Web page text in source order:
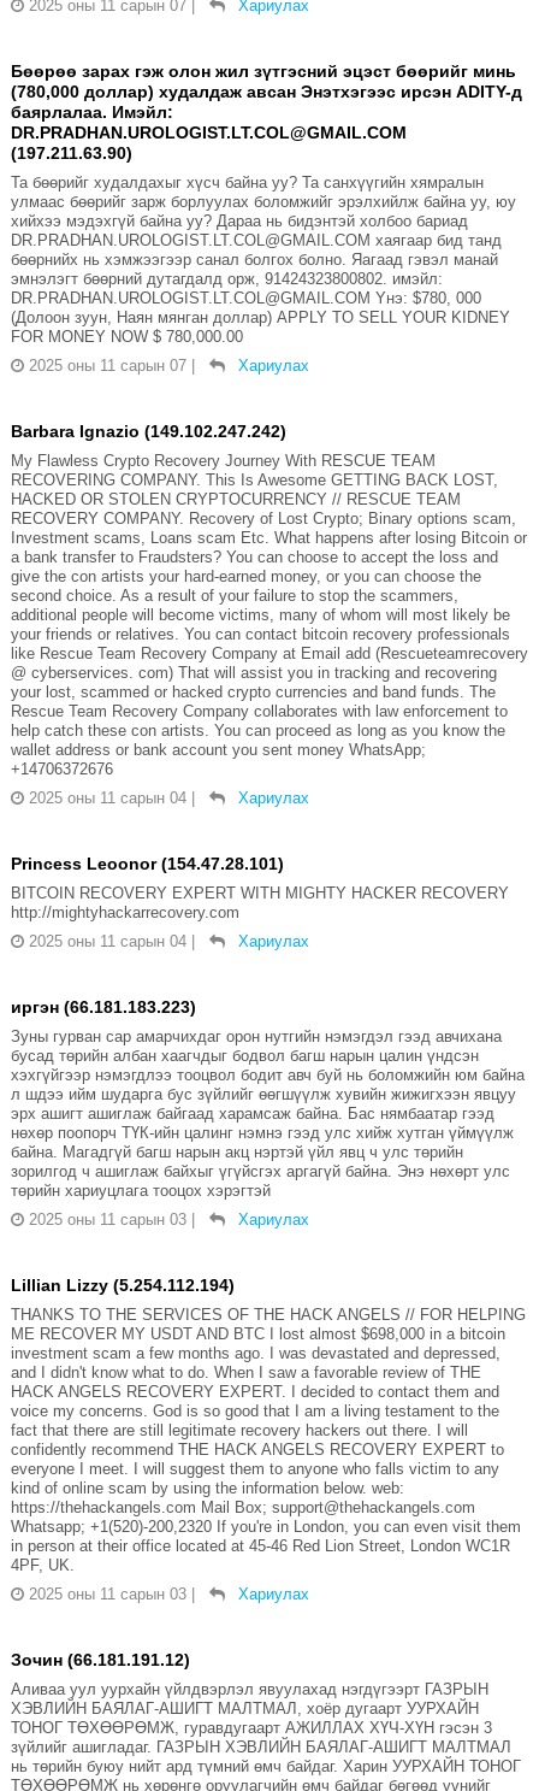
2025 оны 11 сарын 07 Хариулах
Бөөрөө зарах гэж олон жил зүтгэсний эцэст бөөрийг минь
(780,000 доллар) худалдаж авсан Энэтхэгээс ирсэн ADITY-д
баярлалаа. Имэйл:
DR.PRADHAN.UROLOGIST.LT.COL@GMAIL.COM
(197.211.63.90)
Та бөөрийг худалдахыг хүсч байна уу? Та санхүүгийн хямралын
улмаас бөөрийг зарж борлуулах боломжийг эрэлхийлж байна уу, юу
хийхээ мэдэхгүй байна уу? Дараа нь бидэнтэй холбоо бариад
DR.PRADHAN.UROLOGIST.LT.COL@GMAIL.COM хаягаар бид танд
бөөрнийх нь хэмжээгээр санал болгох болно. Яагаад гэвэл манай
эмнэлэгт бөөрний дутагдалд орж, 91424323800802. имэйл:
DR.PRADHAN.UROLOGIST.LT.COL@GMAIL.COM Yнэ: $780, 000
(Долоон зуун, Наян мянган доллар) APPLY TO SELL YOUR KIDNEY
FOR MONEY NOW $ 780,000.00
2025 оны 11 сарын 07
Хариулах
Barbara Ignazio (149.102.247.242)
My Flawless Crypto Recovery Journey With RESCUE TEAM
RECOVERING COMPANY. This Is Awesome GETTING BACK LOST,
HACKED OR STOLEN CRYPTOCURRENCY // RESCUE TEAM
RECOVERY COMPANY. Recovery of Lost Crypto; Binary options scam,
Investment scams, Loans scam Etc. What happens after losing Bitcoin or
a bank transfer to Fraudsters? You can choose to accept the loss and
give the con artists your hard-earned money, or you can choose the
second choice. As a result of your failure to stop the scammers,
additional people will become victims, many of whom will most likely be
your friends or relatives. You can contact bitcoin recovery professionals
like Rescue Team Recovery Company at Email add (Rescueteamrecovery
@ cyberservices. com) That will assist you in tracking and recovering
your lost, scammed or hacked crypto currencies and band funds. The
Rescue Team Recovery Company collaborates with law enforcement to
help catch these con artists. You can proceed as long as you know the
wallet address or bank account you sent money WhatsApp;
+14706372676
2025 оны 11 сарын 04
Хариулах
Princess Leoonor (154.47.28.101)
BITCOIN RECOVERY EXPERT WITH MIGHTY HACKER RECOVERY
http://mightyhackarrecovery.com
2025 оны 11 сарын 04
Хариулах
иргэн (66.181.183.223)
Зуны гурван сар амарчихдаг орон нутгийн нэмэгдэл гээд авчихана
бусад төрийн албан хаагчдыг бодвол багш нарын цалин үндсэн
хэхгүйгээр нэмэгдлээ тооцвол бодит авч буй нь боломжийн юм байна
л шдээ ийм шударга бус зүйлийг өөгшүүлж хувийн жижигхээн явцуу
эрх ашигт ашиглаж байгаад харамсаж байна. Бас нямбаатар гээд
нөхөр поопорч ТҮК-ийн цалинг нэмнэ гээд улс хийж хутган үймүүлж
байна. Магадгүй багш нарын акц нэртэй үйл явц ч улс төрийн
зорилгод ч ашиглаж байхыг үгүйсгэх аргагүй байна. Энэ нөхөрт улс
төрийн хариуцлага тооцох хэрэгтэй
2025 оны 11 сарын 03
Хариулах
Lillian Lizzy (5.254.112.194)
THANKS TO THE SERVICES OF THE HACK ANGELS // FOR HELPING
ME RECOVER MY USDT AND BTC I lost almost $698,000 in a bitcoin
investment scam a few months ago. I was devastated and depressed,
and I didn't know what to do. When I saw a favorable review of THE
HACK ANGELS RECOVERY EXPERT. I decided to contact them and
voice my concerns. God is so good that I am a living testament to the
fact that there are still legitimate recovery hackers out there. I will
confidently recommend THE HACK ANGELS RECOVERY EXPERT to
everyone I meet. I will suggest them to anyone who falls victim to any
kind of online scam by using the information below. web:
https://thehackangels.com Mail Box; support@thehackangels.com
Whatsapp; +1(520)-200,2320 If you're in London, you can even visit them
in person at their office located at 45-46 Red Lion Street, London WC1R
4PF, UK.
2025 оны 11 сарын 03
Хариулах
Зочин (66.181.191.12)
Аливаа уул уурхайн үйлдвэрлэл явуулахад нэгдүгээрт ГАЗРЫН
ХЭВЛИЙН БАЯЛАГ-АШИГТ МАЛТМАЛ, хоёр дугаарт УУРХАЙН
ТОНОГ ТӨХӨӨРӨМЖ, гуравдугаарт АЖИЛЛАХ ХҮЧ-ХҮН гэсэн 3
зүйлийг ашигладаг. ГАЗРЫН ХЭВЛИЙН БАЯЛАГ-АШИГТ МАЛТМАЛ
нь төрийн буюу нийт ард түмний өмч байдаг. Харин УУРХАЙН ТОНОГ
ТӨХӨӨРӨМЖ нь хөрөнгө оруулагчийн өмч байдаг бөгөөд үүнийг